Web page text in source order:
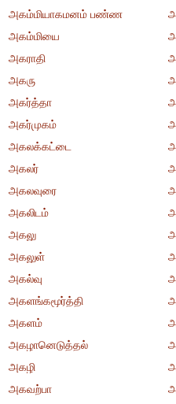
அகம்மியாகமனம் பண்ண
அகம்மியை
அகராதி
அகரு
அகர்த்தா
அகர்முகம்
அகலக்கட்டை
அகலர்
அகலவுரை
அகலிடம்
அகலு
அகலுள்
அகல்வு
அகளங்கமூர்த்தி
அகளம்
அகழானெடுத்தல்
அகழி
அகவற்பா